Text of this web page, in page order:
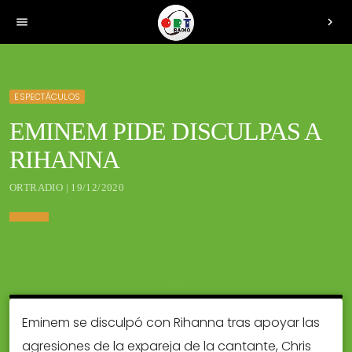
menu chevron_right
ESPECTÁCULOS
EMINEM PIDE DISCULPAS A
RIHANNA
ORTRADIO | 19/12/2020
Eminem se disculpó con Rihanna tras apoyar las
agresiones de la expareja de la cantante, Chris